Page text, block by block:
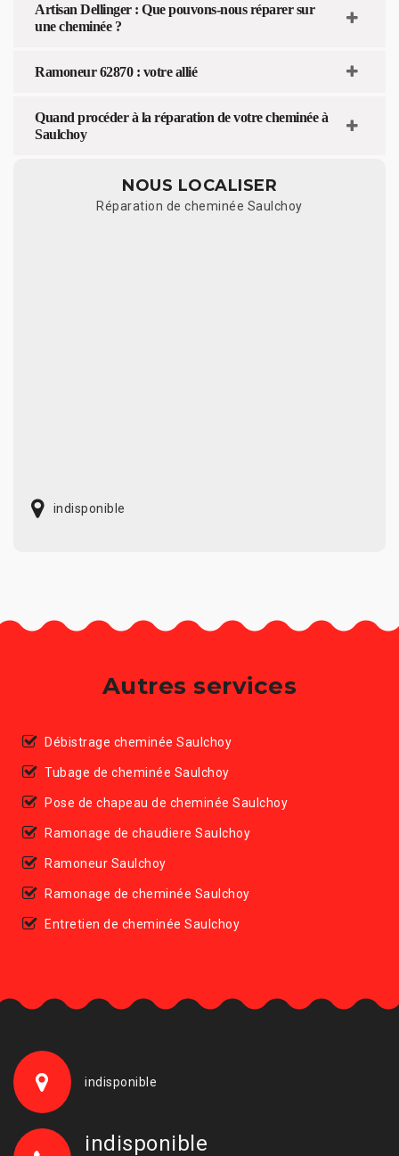
Artisan Dellinger : Que pouvons-nous réparer sur
une cheminée ?
Ramoneur 62870 : votre allié
Quand procéder à la réparation de votre cheminée à
Saulchoy
NOUS LOCALISER
Réparation de cheminée Saulchoy
indisponible
Autres services
Débistrage cheminée Saulchoy
Tubage de cheminée Saulchoy
Pose de chapeau de cheminée Saulchoy
Ramonage de chaudiere Saulchoy
Ramoneur Saulchoy
Ramonage de cheminée Saulchoy
Entretien de cheminée Saulchoy
indisponible
indisponible